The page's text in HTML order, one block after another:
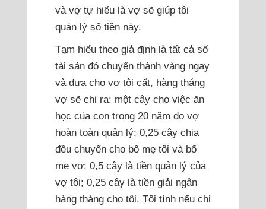
và vợ tự hiểu là vợ sẽ giúp tôi
quản lý số tiền này.
Tạm hiểu theo giả định là tất cả số
tài sản đó chuyển thành vàng ngay
và đưa cho vợ tôi cất, hàng tháng
vợ sẽ chi ra: một cây cho việc ăn
học của con trong 20 năm do vợ
hoàn toàn quản lý; 0,25 cây chia
đều chuyển cho bố mẹ tôi và bố
mẹ vợ; 0,5 cây là tiền quản lý của
vợ tôi; 0,25 cây là tiền giải ngân
hàng tháng cho tôi. Tôi tính nếu chi